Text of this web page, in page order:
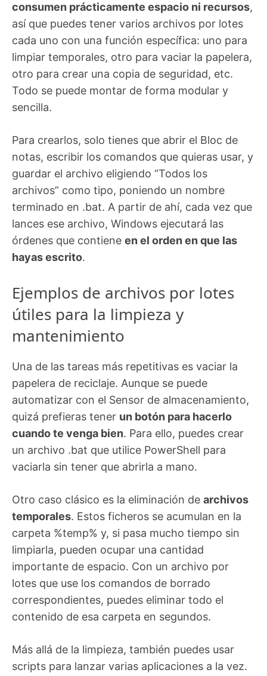
consumen prácticamente espacio ni recursos,
así que puedes tener varios archivos por lotes
cada uno con una función específica: uno para
limpiar temporales, otro para vaciar la papelera,
otro para crear una copia de seguridad, etc.
Todo se puede montar de forma modular y
sencilla.
Para crearlos, solo tienes que abrir el Bloc de
notas, escribir los comandos que quieras usar, y
guardar el archivo eligiendo “Todos los
archivos” como tipo, poniendo un nombre
terminado en .bat. A partir de ahí, cada vez que
lances ese archivo, Windows ejecutará las
órdenes que contiene en el orden en que las
hayas escrito.
Ejemplos de archivos por lotes
útiles para la limpieza y
mantenimiento
Una de las tareas más repetitivas es vaciar la
papelera de reciclaje. Aunque se puede
automatizar con el Sensor de almacenamiento,
quizá prefieras tener un botón para hacerlo
cuando te venga bien. Para ello, puedes crear
un archivo .bat que utilice PowerShell para
vaciarla sin tener que abrirla a mano.
Otro caso clásico es la eliminación de archivos
temporales. Estos ficheros se acumulan en la
carpeta %temp% y, si pasa mucho tiempo sin
limpiarla, pueden ocupar una cantidad
importante de espacio. Con un archivo por
lotes que use los comandos de borrado
correspondientes, puedes eliminar todo el
contenido de esa carpeta en segundos.
Más allá de la limpieza, también puedes usar
scripts para lanzar varias aplicaciones a la vez.